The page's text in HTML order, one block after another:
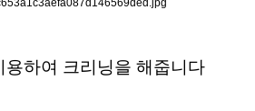
용하여 크리닝을 해줍니다